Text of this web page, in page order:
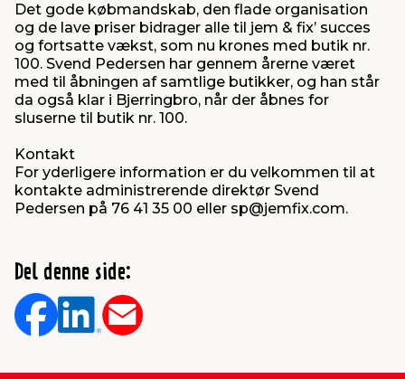
Det gode købmandskab, den flade organisation
og de lave priser bidrager alle til jem & fix’ succes
og fortsatte vækst, som nu krones med butik nr.
100. Svend Pedersen har gennem årerne været
med til åbningen af samtlige butikker, og han står
da også klar i Bjerringbro, når der åbnes for
sluserne til butik nr. 100.
Kontakt
For yderligere information er du velkommen til at
kontakte administrerende direktør Svend
Pedersen på 76 41 35 00 eller sp@jemfix.com.
Del denne side: